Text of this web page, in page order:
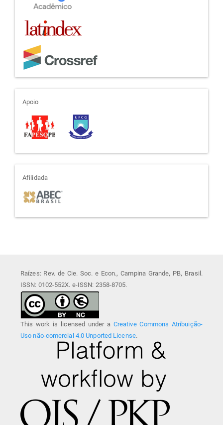
apoio
Apoio
afiliada
Afilidada
Raízes: Rev. de Cie. Soc. e Econ., Campina Grande, PB, Brasil.
ISSN: 0102-552X. e-ISSN: 2358-8705.
This work is licensed under a Creative Commons Atribuição-
Uso não-comercial 4.0 Unported License.